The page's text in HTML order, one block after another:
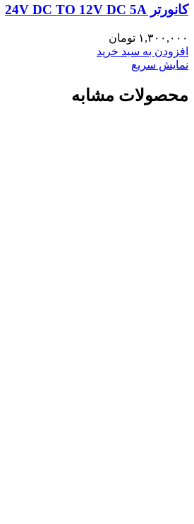
کانورتر 24V DC TO 12V DC 5A
۱,۳۰۰,۰۰۰ تومان
افزودن به سبد خرید
نمایش سریع
محصولات مشابه